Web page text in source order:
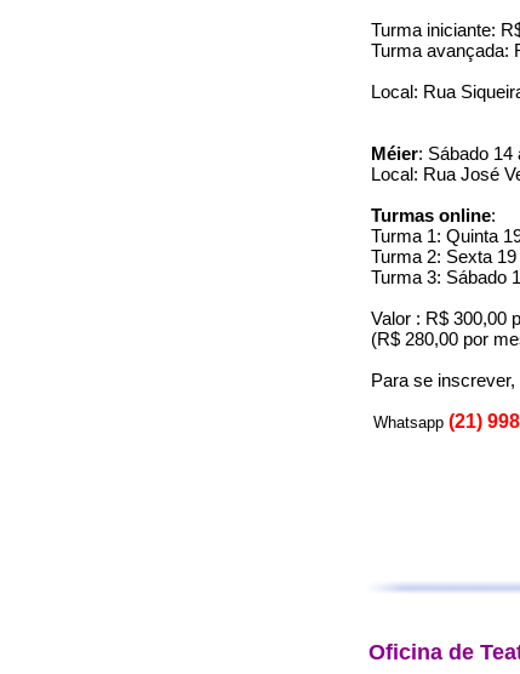
Turma iniciante:
Turma avançada:
Local: Rua
Méier: Sábado 14
Local: Rua José
Turmas online:
Turma 1: Quinta
Turma 2: Sexta
Turma 3: Sábado
Valor : R$ 300,00
(R$ 280,00 por
Para se
Whatsapp (21)
Oficina de